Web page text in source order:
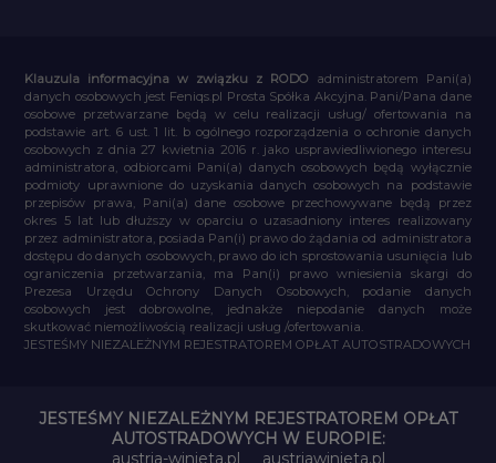
Klauzula informacyjna w związku z RODO administratorem Pani(a)
danych osobowych jest Feniqs.pl Prosta Spółka Akcyjna. Pani/Pana dane
osobowe przetwarzane będą w celu realizacji usług/ ofertowania na
podstawie art. 6 ust. 1 lit. b ogólnego rozporządzenia o ochronie danych
osobowych z dnia 27 kwietnia 2016 r. jako usprawiedliwionego interesu
administratora, odbiorcami Pani(a) danych osobowych będą wyłącznie
podmioty uprawnione do uzyskania danych osobowych na podstawie
przepisów prawa, Pani(a) dane osobowe przechowywane będą przez
okres 5 lat lub dłuższy w oparciu o uzasadniony interes realizowany
przez administratora, posiada Pan(i) prawo do żądania od administratora
dostępu do danych osobowych, prawo do ich sprostowania usunięcia lub
ograniczenia przetwarzania, ma Pan(i) prawo wniesienia skargi do
Prezesa Urzędu Ochrony Danych Osobowych, podanie danych
osobowych jest dobrowolne, jednakże niepodanie danych może
skutkować niemożliwością realizacji usług /ofertowania.
JESTEŚMY NIEZALEŻNYM REJESTRATOREM OPŁAT AUTOSTRADOWYCH
JESTEŚMY NIEZALEŻNYM REJESTRATOREM OPŁAT
AUTOSTRADOWYCH W EUROPIE:
austria-winieta.pl
austriawinieta.pl